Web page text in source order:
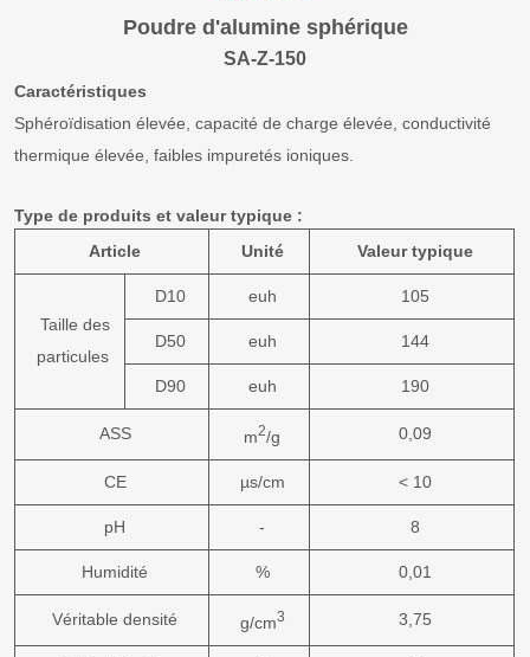
Poudre d'alumine sphérique
SA-Z-150
Caractéristiques
Sphéroïdisation élevée, capacité de charge élevée, conductivité
thermique élevée, faibles impuretés ioniques.
Type de produits et valeur typique :
Article
Unité Valeur typique
Taille des
particules
D10 euh 105
D50 euh 144
D90 euh 190
ASS m2/g 0,09
CE µs/cm < 10
pH - 8
Humidité % 0,01
Véritable densité g/cm3 3,75